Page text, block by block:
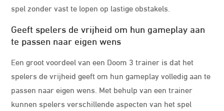
spel zonder vast te lopen op lastige obstakels.
Geeft spelers de vrijheid om hun gameplay aan
te passen naar eigen wens
Een groot voordeel van een Doom 3 trainer is dat het
spelers de vrijheid geeft om hun gameplay volledig aan te
passen naar eigen wens. Met behulp van een trainer
kunnen spelers verschillende aspecten van het spel